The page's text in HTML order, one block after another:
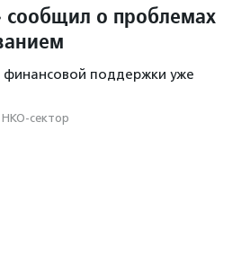
о проблемах
финансовой поддержки уже
НКО-сектор